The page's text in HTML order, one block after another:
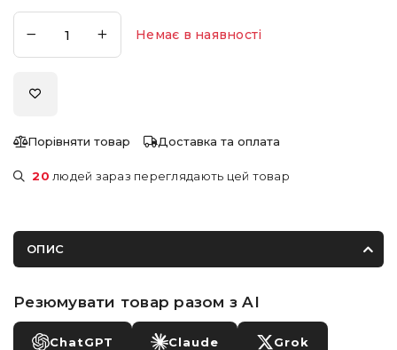
Немає в наявності
Порівняти товар Доставка та оплата
20 людей зараз переглядають цей товар
ОПИС
Резюмувати товар разом з AI
ChatGPT Claude Grok